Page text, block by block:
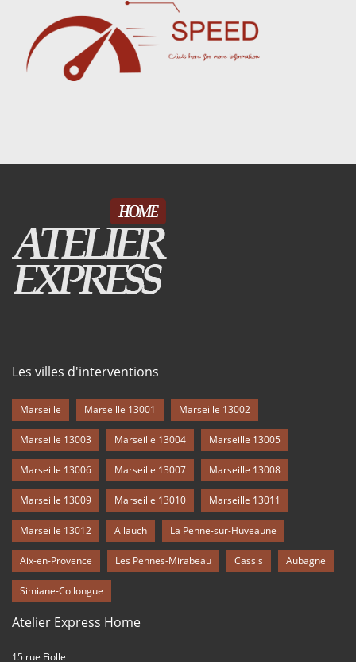
Les villes d'interventions
Marseille Marseille 13001 Marseille 13002
Marseille 13003 Marseille 13004 Marseille 13005
Marseille 13006 Marseille 13007 Marseille 13008
Marseille 13009 Marseille 13010 Marseille 13011
Marseille 13012 Allauch La Penne-sur-Huveaune
Aix-en-Provence Les Pennes-Mirabeau Cassis Aubagne
Simiane-Collongue
Atelier Express Home
15 rue Fiolle